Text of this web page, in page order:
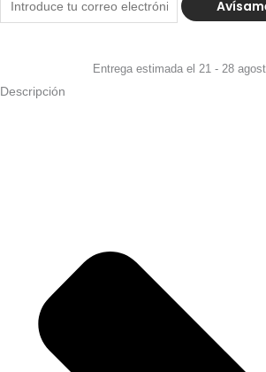
Entrega estimada el 21 - 28
Descripción